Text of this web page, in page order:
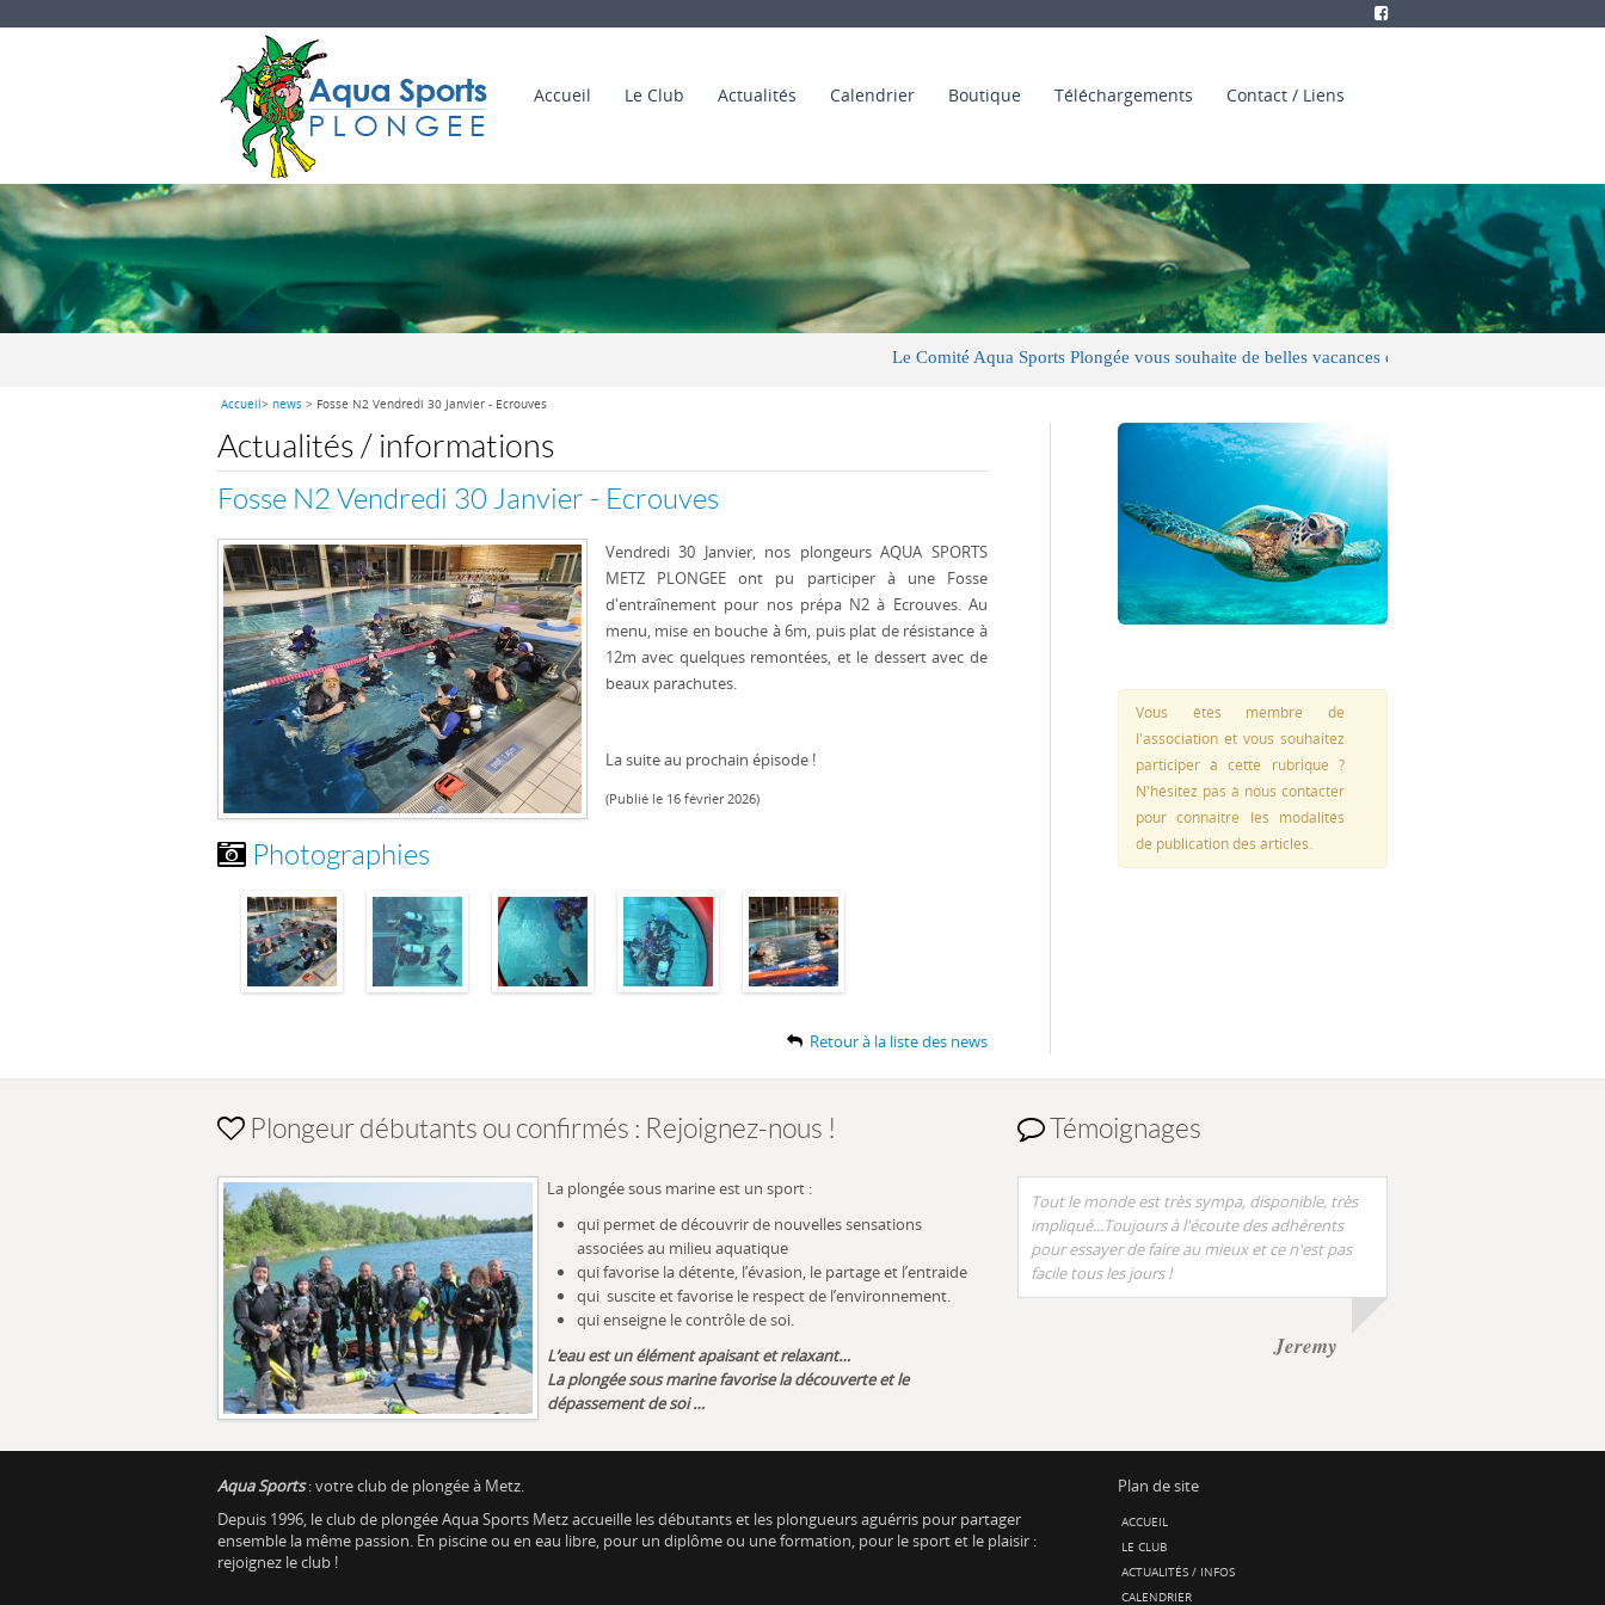
Accueil Le Club Actualités Calendrier Boutique Téléchargements Contact / Liens
Le Comité Aqua Sports Plongée vous souhaite de belles vacances d'été
Accueil> news > Fosse N2 Vendredi 30 Janvier - Ecrouves
Actualités / informations
Fosse N2 Vendredi 30 Janvier - Ecrouves
Vendredi 30 Janvier, nos plongeurs AQUA SPORTS
METZ PLONGEE ont pu participer à une Fosse
d'entraînement pour nos prépa N2 à Ecrouves. Au
menu, mise en bouche à 6m, puis plat de résistance à
12m avec quelques remontées, et le dessert avec de
beaux parachutes.
La suite au prochain épisode !
(Publié le 16 février 2026)
Photographies
Retour à la liste des news
Vous êtes membre de
l'association et vous souhaitez
participer à cette rubrique ?
N'hésitez pas à nous contacter
pour connaitre les modalités
de publication des articles.
Plongeur débutants ou confirmés : Rejoignez-nous !
La plongée sous marine est un sport :
qui permet de découvrir de nouvelles sensations
associées au milieu aquatique
qui favorise la détente, l’évasion, le partage et l’entraide
qui suscite et favorise le respect de l’environnement.
qui enseigne le contrôle de soi.
L’eau est un élément apaisant et relaxant…
La plongée sous marine favorise la découverte et le
dépassement de soi …
Témoignages
Tout le monde est très sympa, disponible, très
impliqué...Toujours à l'écoute des adhérents
pour essayer de faire au mieux et ce n'est pas
facile tous les jours !
Jeremy
Aqua Sports: votre club de plongée à Metz.
Depuis 1996, le club de plongée Aqua Sports Metz accueille les débutants et les plongueurs aguérris pour partager
ensemble la même passion. En piscine ou en eau libre, pour un diplôme ou une formation, pour le sport et le plaisir :
rejoignez le club !
Plan de site
ACCUEIL
LE CLUB
ACTUALITÉS / INFOS
CALENDRIER